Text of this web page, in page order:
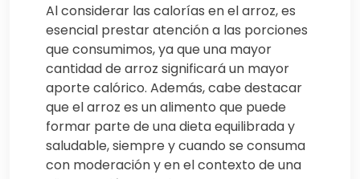
Al considerar las calorías en el arroz, es
esencial prestar atención a las porciones
que consumimos, ya que una mayor
cantidad de arroz significará un mayor
aporte calórico. Además, cabe destacar
que el arroz es un alimento que puede
formar parte de una dieta equilibrada y
saludable, siempre y cuando se consuma
con moderación y en el contexto de una